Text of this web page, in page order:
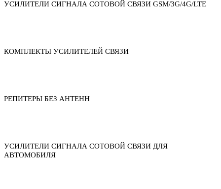
УСИЛИТЕЛИ СИГНАЛА СОТОВОЙ СВЯЗИ GSM/3G/4G/LTE
КОМПЛЕКТЫ УСИЛИТЕЛЕЙ СВЯЗИ
РЕПИТЕРЫ БЕЗ АНТЕНН
УСИЛИТЕЛИ СИГНАЛА СОТОВОЙ СВЯЗИ ДЛЯ
АВТОМОБИЛЯ